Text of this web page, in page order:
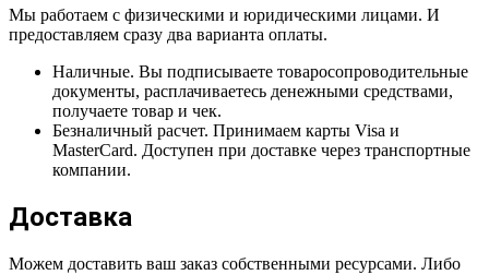
Мы работаем с физическими и юридическими лицами. И
предоставляем сразу два варианта оплаты.
Наличные. Вы подписываете товаросопроводительные
документы, расплачиваетесь денежными средствами,
получаете товар и чек.
Безналичный расчет. Принимаем карты Visa и
MasterCard. Доступен при доставке через транспортные
компании.
Доставка
Можем доставить ваш заказ собственными ресурсами. Либо